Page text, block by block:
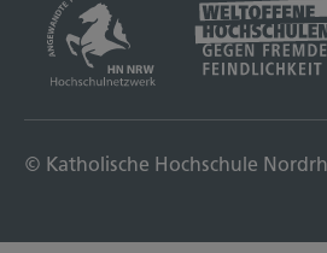
© Katholische Hochschule